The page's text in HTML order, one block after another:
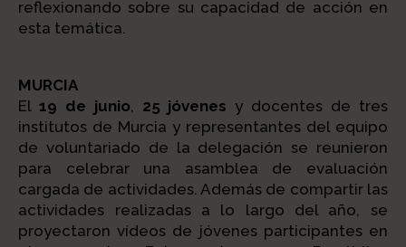
reflexionando sobre su capacidad de acción en
esta temática.
MURCIA
El19 de junio, 25 jóvenes y docentes de tres
institutos de Murcia y representantes del equipo
de voluntariado de la delegación se reunieron
para celebrar una asamblea de evaluación
cargada de actividades. Además de compartir las
actividades realizadas a lo largo del año, se
proyectaron vídeos de jóvenes participantes en